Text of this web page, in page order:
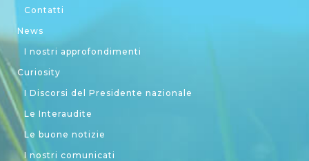
Contatti
News
I nostri approfondimenti
Curiosity
I Discorsi del Presidente nazionale
Le Interaudite
Le buone notizie
I nostri comunicati